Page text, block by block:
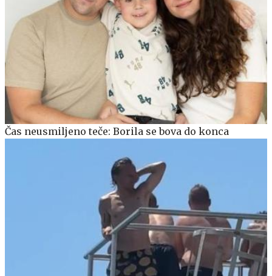
Čas neusmiljeno teče: Borila se bova do konca